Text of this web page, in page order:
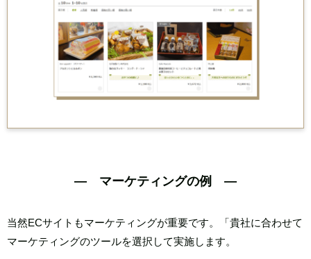
― マーケティングの例 ―
当然ECサイトもマーケティングが重要です。
「貴社に合わせて
マーケティングのツールを選択して実施します。